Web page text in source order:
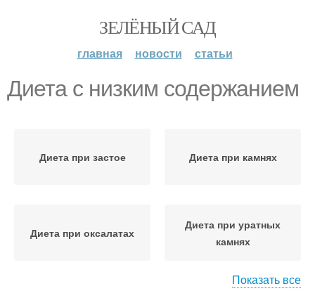
ЗЕЛЁНЫЙ САД
главная новости статьи
Диета с низким содержанием
Диета при застое Диета при камнях
Диета при оксалатах
Диета при уратных
камнях
Показать все